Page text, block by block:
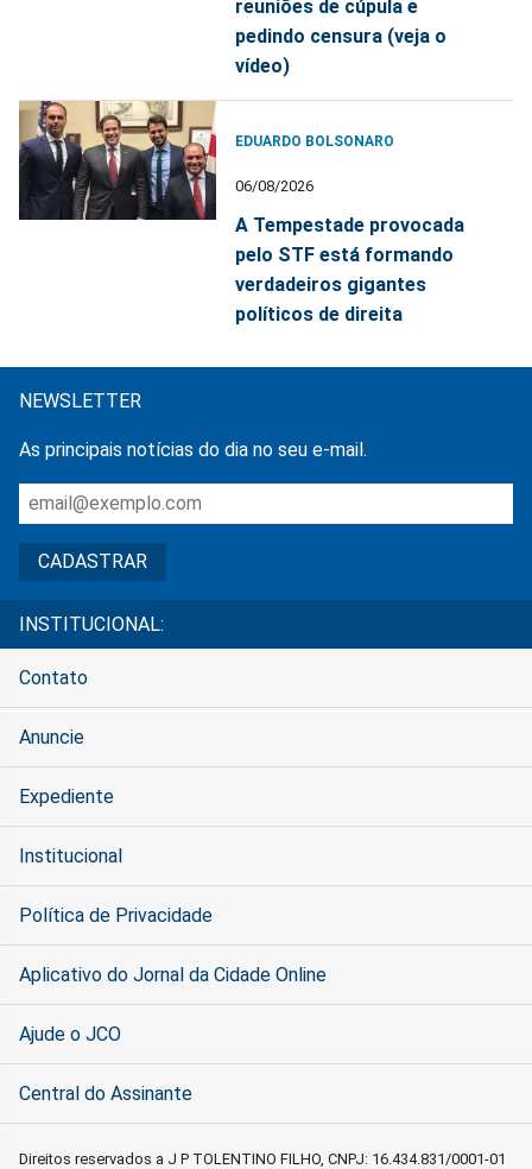
reuniões de cúpula e
pedindo censura (veja o
vídeo)
EDUARDO BOLSONARO
06/08/2026
A Tempestade provocada
pelo STF está formando
verdadeiros gigantes
políticos de direita
NEWSLETTER
As principais notícias do dia no seu e-mail.
INSTITUCIONAL:
Contato
Anuncie
Expediente
Institucional
Política de Privacidade
Aplicativo do Jornal da Cidade Online
Ajude o JCO
Central do Assinante
Direitos reservados a J P TOLENTINO FILHO, CNPJ: 16.434.831/0001-01